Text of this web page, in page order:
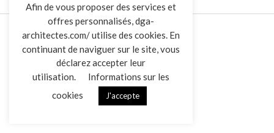
L’AGENCE
RÉALISATIONS
ACTUALITÉS
CONTACT
Overview
Afin de vous proposer des services et
offres personnalisés, dga-
architectes.com/ utilise des cookies. En
continuant de naviguer sur le site, vous
déclarez accepter leur
utilisation.
Informations sur les
cookies
J'accepte